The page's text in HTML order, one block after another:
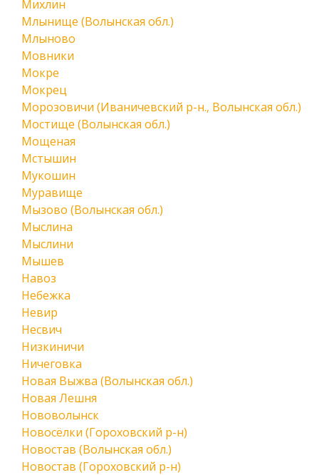
Михлин
Млынище (Волынская обл.)
Млыново
Мовники
Мокре
Мокрец
Морозовичи (Иваничевский р-н., Волынская обл.)
Мостище (Волынская обл.)
Мощеная
Мстышин
Мукошин
Муравище
Мызово (Волынская обл.)
Мыслина
Мыслини
Мышев
Навоз
Небежка
Невир
Несвич
Низкиничи
Ничеговка
Новая Выжва (Волынская обл.)
Новая Лешня
Нововолынск
Новосёлки (Гороховский р-н)
Новостав (Волынская обл.)
Новостав (Гороховский р-н)